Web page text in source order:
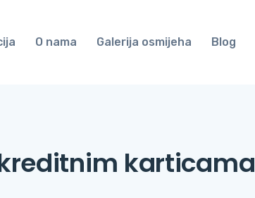
O nama Galerija osmijeha Blog
karticama